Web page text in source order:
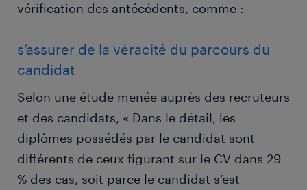
vérification des antécédents, comme :
s’assurer de la véracité du parcours du
candidat
Selon une étude menée auprès des recruteurs
et des candidats, « Dans le détail, les
diplômes possédés par le candidat sont
différents de ceux figurant sur le CV dans 29
% des cas, soit parce le candidat s’est